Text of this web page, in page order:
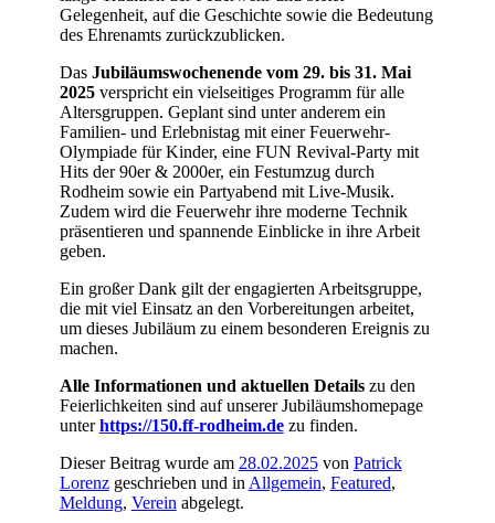
Gelegenheit, auf die Geschichte sowie die Bedeutung
des Ehrenamts zurückzublicken.
Das Jubiläumswochenende vom 29. bis 31. Mai
2025verspricht ein vielseitiges Programm für alle
Altersgruppen. Geplant sind unter anderem ein
Familien- und Erlebnistag mit einer Feuerwehr-
Olympiade für Kinder, eine FUN Revival-Party mit
Hits der 90er & 2000er, ein Festumzug durch
Rodheim sowie ein Partyabend mit Live-Musik.
Zudem wird die Feuerwehr ihre moderne Technik
präsentieren und spannende Einblicke in ihre Arbeit
geben.
Ein großer Dank gilt der engagierten Arbeitsgruppe,
die mit viel Einsatz an den Vorbereitungen arbeitet,
um dieses Jubiläum zu einem besonderen Ereignis zu
machen.
Alle Informationen und aktuellen Detailszu den
Feierlichkeiten sind auf unserer Jubiläumshomepage
unterhttps://150.ff-rodheim.dezu finden.
Dieser Beitrag wurde am 28.02.2025von Patrick
Lorenzgeschrieben und in Allgemein, Featured,
Meldung, Verein abgelegt.